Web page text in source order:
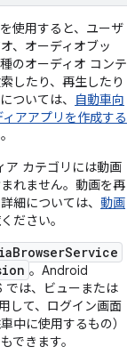
使用すると、ユーザ
、オーディオブッ
のオーディオ コンテ
したり、再生したり
ついては、
自動車向
アアプリを作成する
ア カテゴリには動画
れません。動画を再
細については、 動画
ださい。
。Android
は、ビューまたは
して、ログイン画面
中に使用するもの）
できます。